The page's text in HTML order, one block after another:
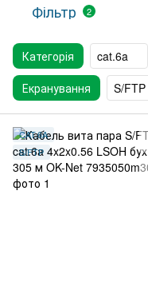
Фільтр 2
Категорія
cat.6a
Екранування
S/FTP
CAT.6A
S/FTP